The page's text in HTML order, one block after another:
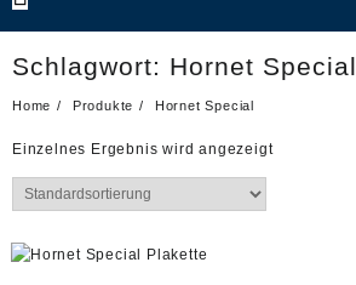
Schlagwort: Hornet Special
Home Produkte Hornet Special
Einzelnes Ergebnis wird angezeigt